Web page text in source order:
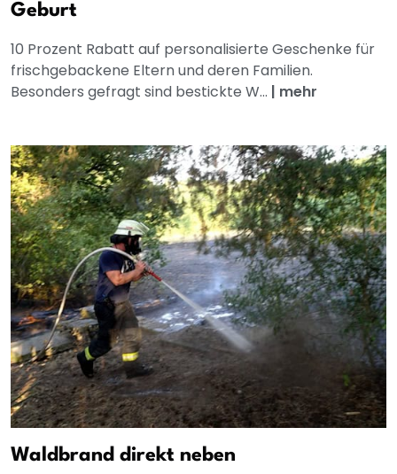
Geburt
10 Prozent Rabatt auf personalisierte Geschenke für
frischgebackene Eltern und deren Familien.
Besonders gefragt sind bestickte W... | mehr
Waldbrand direkt neben